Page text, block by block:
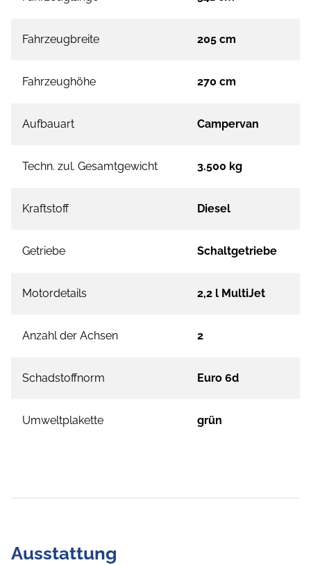
Fahrzeugbreite 205 cm
Fahrzeughöhe 270 cm
Aufbauart Campervan
Techn. zul. Gesamtgewicht 3.500 kg
Kraftstoff Diesel
Getriebe Schaltgetriebe
Motordetails 2,2 l MultiJet
Anzahl der Achsen 2
Schadstoffnorm Euro 6d
Umweltplakette grün
Ausstattung